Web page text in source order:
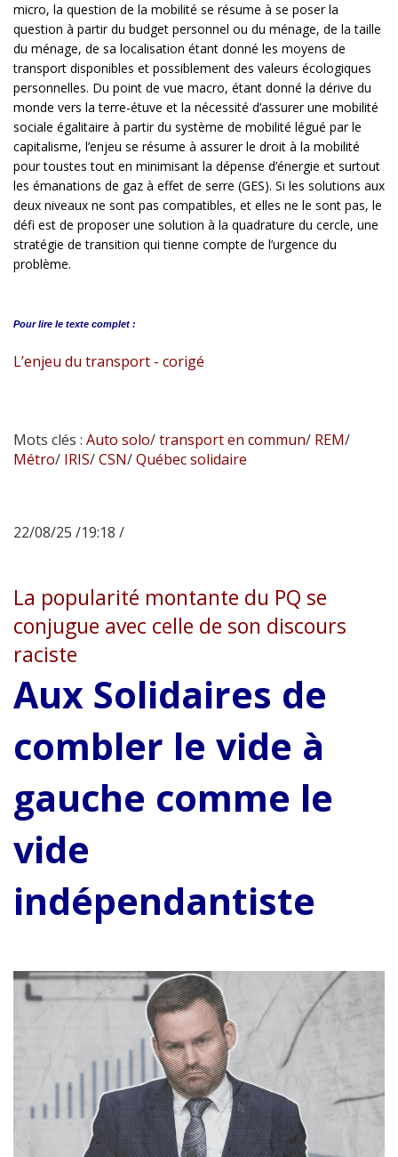
micro, la question de la mobilité se résume à se poser la
question à partir du budget personnel ou du ménage, de la taille
du ménage, de sa localisation étant donné les moyens de
transport disponibles et possiblement des valeurs écologiques
personnelles. Du point de vue macro, étant donné la dérive du
monde vers la terre-étuve et la nécessité d’assurer une mobilité
sociale égalitaire à partir du système de mobilité légué par le
capitalisme, l’enjeu se résume à assurer le droit à la mobilité
pour toustes tout en minimisant la dépense d’énergie et surtout
les émanations de gaz à effet de serre (GES). Si les solutions aux
deux niveaux ne sont pas compatibles, et elles ne le sont pas, le
défi est de proposer une solution à la quadrature du cercle, une
stratégie de transition qui tienne compte de l’urgence du
problème.
Pour lire le texte complet :
L’enjeu du transport - corigé
Mots clés : Auto solo/transport en commun/ REM/
Métro/ IRIS/CSN/Québec solidaire
22/08/25 /19:18 /
La popularité montante du PQ se
conjugue avec celle de son discours
raciste
Aux Solidaires de
combler le vide à
gauche comme le
vide
indépendantiste